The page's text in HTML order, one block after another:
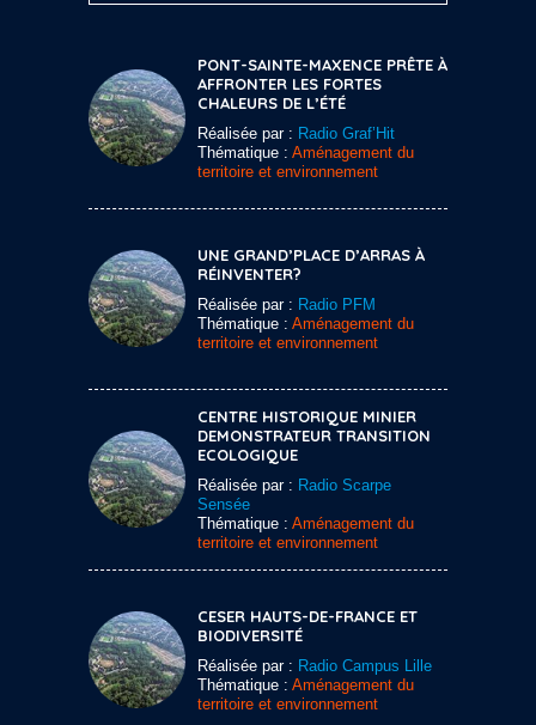
PONT-SAINTE-MAXENCE PRÊTE À
AFFRONTER LES FORTES
CHALEURS DE L’ÉTÉ
Réalisée par : Radio Graf’Hit
Thématique : Aménagement du
territoire et environnement
UNE GRAND’PLACE D’ARRAS À
RÉINVENTER?
Réalisée par : Radio PFM
Thématique : Aménagement du
territoire et environnement
CENTRE HISTORIQUE MINIER
DEMONSTRATEUR TRANSITION
ECOLOGIQUE
Réalisée par : Radio Scarpe
Sensée
Thématique : Aménagement du
territoire et environnement
CESER HAUTS-DE-FRANCE ET
BIODIVERSITÉ
Réalisée par : Radio Campus Lille
Thématique : Aménagement du
territoire et environnement